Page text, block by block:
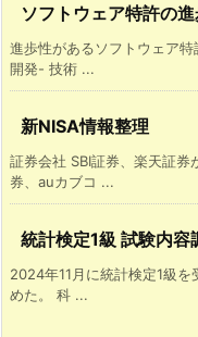
ソフトウェア特許の
進歩性があるソフトウェア
開発- 技術 ...
新NISA情報整理
証券会社 SBI証券、楽天証
券、auカブコ ...
統計検定1級 試験内容
2024年11月に統計検定1級
めた。 科 ...